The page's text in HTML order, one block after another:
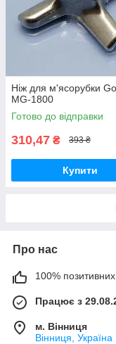
Ніж для м'ясорубки
MG-1800
Готово до відправки
310,47 ₴ 393 ₴
Купити
Про нас
100% позитивних
Працює з
м. Вінниця
Вінниця, Україна